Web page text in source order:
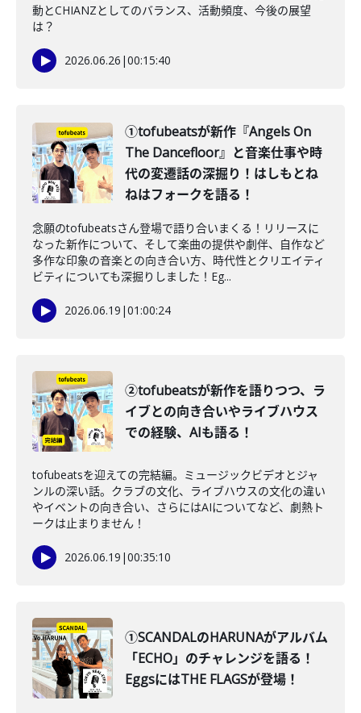
動とCHIANZとしてのバランス、活動頻度、今後の展望
は？
2026.06.26 |00:15:40
①tofubeatsが新作『Angels On
The Dancefloor』と音楽仕事や時
代の変遷話の深掘り！はしもとね
ねはフォークを語る！
念願のtofubeatsさん登場で語り合いまくる！リリースに
なった新作について、そして楽曲の提供や劇伴、自作など
多作な印象の音楽との向き合い方、時代性とクリエイティ
ビティについても深掘りしました！Eg...
2026.06.19 |01:00:24
②tofubeatsが新作を語りつつ、ラ
イブとの向き合いやライブハウス
での経験、AIも語る！
tofubeatsを迎えての完結編。ミュージックビデオとジャ
ンルの深い話。クラブの文化、ライブハウスの文化の違い
やイベントの向き合い、さらにはAIについてなど、劇熱ト
ークは止まりません！
2026.06.19 |00:35:10
①SCANDALのHARUNAがアルバム
「ECHO」のチャレンジを語る！
EggsにはTHE FLAGSが登場！